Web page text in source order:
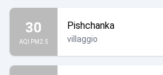
30
AQI PM2.5
Pishchanka
villaggio